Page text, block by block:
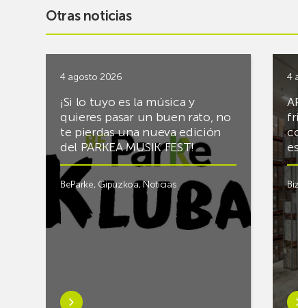
Otras noticias
4 agosto 2026
¡Si lo tuyo es la música y
quieres pasar un buen rato, no
te pierdas una nueva edición
del PARKEA MUSIK FEST!
BeParke, Gipuzkoa,Noticias
Saber
4